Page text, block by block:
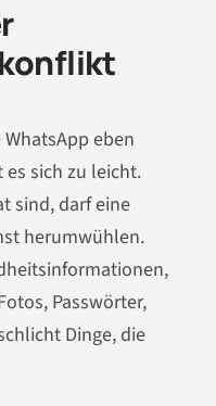
eben
sich zu leicht.
sind, darf eine
herumwühlen.
Passwörter,
Dinge, die